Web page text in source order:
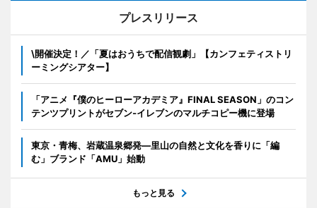
プレスリリース
\開催決定！／「夏はおうちで配信観劇」【カンフェティストリ
ーミングシアター】
「アニメ『僕のヒーローアカデミア』FINAL SEASON」のコン
テンツプリントがセブン‐イレブンのマルチコピー機に登場
東京・青梅、岩蔵温泉郷発―里山の自然と文化を香りに「編
む」ブランド「AMU」始動
もっと見る